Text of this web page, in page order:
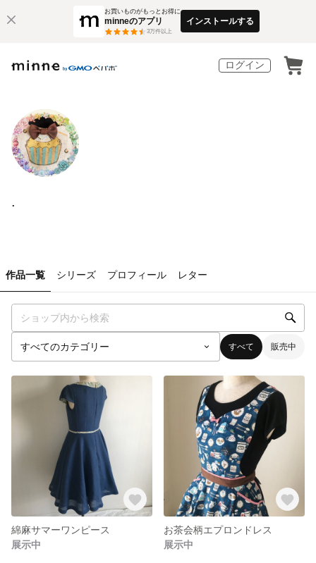
お買いものがもっとお得に
minneのアプリ
3万件以上
インストールする
ログイン
.
作品一覧 シリーズ プロフィール レター
すべて 販売中
綿麻サマーワンピース
展示中
お茶会柄エプロンドレス
展示中